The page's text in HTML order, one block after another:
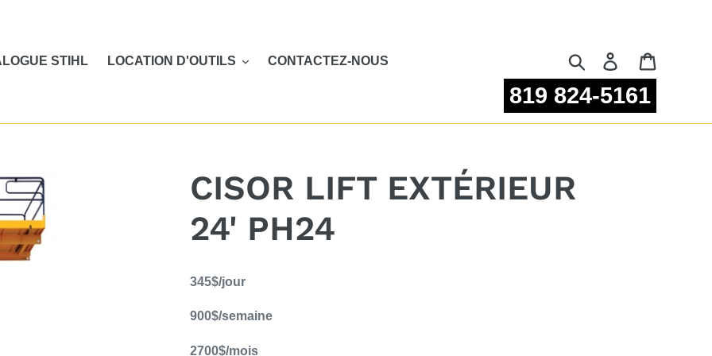
STIHL
LOCATION D'OUTILS CONTACTEZ-NOUS RechercherSe connecter
819 824-5161
CISOR LIFT EXTÉRIEUR
24' PH24
d'un
à
345$/jour
900$/semaine
2700$/mois